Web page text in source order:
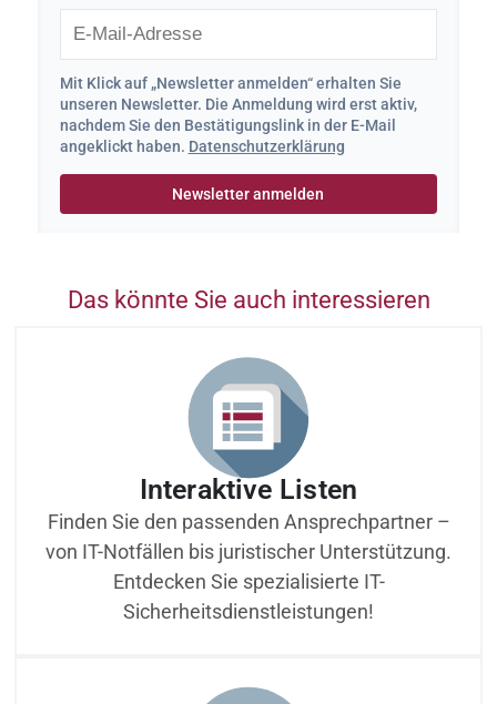
Mit Klick auf „Newsletter anmelden“ erhalten Sie
unseren Newsletter. Die Anmeldung wird erst aktiv,
nachdem Sie den Bestätigungslink in der E-Mail
angeklickt haben. Datenschutzerklärung
Das könnte Sie auch interessieren
Interaktive Listen
Finden Sie den passenden Ansprechpartner –
von IT-Notfällen bis juristischer Unterstützung.
Entdecken Sie spezialisierte IT-
Sicherheitsdienstleistungen!